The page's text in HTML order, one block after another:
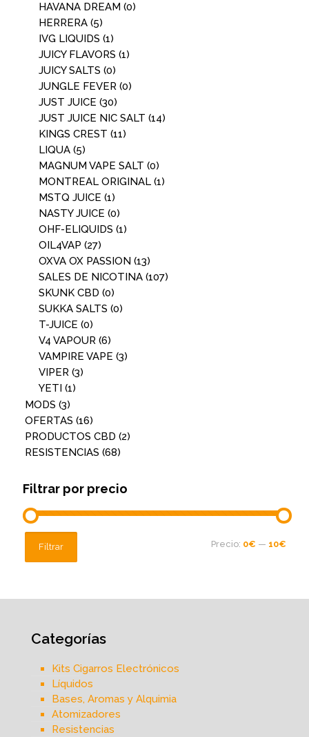
HAVANA DREAM (0)
HERRERA (5)
IVG LIQUIDS (1)
JUICY FLAVORS (1)
JUICY SALTS (0)
JUNGLE FEVER (0)
JUST JUICE (30)
JUST JUICE NIC SALT (14)
KINGS CREST (11)
LIQUA (5)
MAGNUM VAPE SALT (0)
MONTREAL ORIGINAL (1)
MSTQ JUICE (1)
NASTY JUICE (0)
OHF-ELIQUIDS (1)
OIL4VAP (27)
OXVA OX PASSION (13)
SALES DE NICOTINA (107)
SKUNK CBD (0)
SUKKA SALTS (0)
T-JUICE (0)
V4 VAPOUR (6)
VAMPIRE VAPE (3)
VIPER (3)
YETI (1)
MODS (3)
OFERTAS (16)
PRODUCTOS CBD (2)
RESISTENCIAS (68)
Filtrar por precio
Precio
mínimo
Precio
máximo
Filtrar Precio: 0€ — 10€
Categorías
Kits Cigarros Electrónicos
Líquidos
Bases, Aromas y Alquimia
Atomizadores
Resistencias